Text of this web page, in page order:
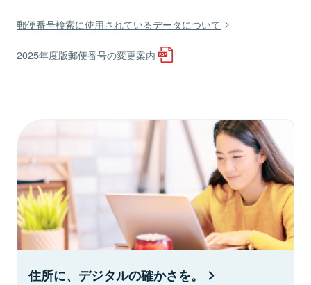
郵便番号検索に使用されているデータについて
2025年度版郵便番号の変更案内
住所に、デジタルの確かさを。